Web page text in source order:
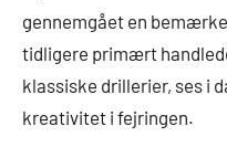
gennemgået en
tidligere primært
klassiske drillerier, ses i
kreativitet i fejringen.